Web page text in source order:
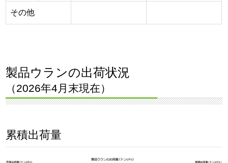
その他
製品ウランの出荷状況
（2026年4月末現在）
累積出荷量